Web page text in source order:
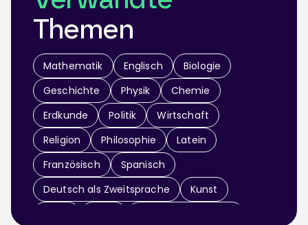
Themen
Mathematik Englisch
Biologie
Geschichte
Physik
Chemie
Erdkunde
Politik
Wirtschaft
Religion
Philosophie
Latein
Französisch
Spanisch
Deutsch als Zweitsprache
Kunst